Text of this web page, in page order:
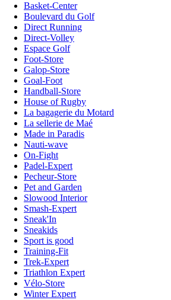
Basket-Center
Boulevard du Golf
Direct Running
Direct-Volley
Espace Golf
Foot-Store
Galop-Store
Goal-Foot
Handball-Store
House of Rugby
La bagagerie du Motard
La sellerie de Maé
Made in Paradis
Nauti-wave
On-Fight
Padel-Expert
Pecheur-Store
Pet and Garden
Slowood Interior
Smash-Expert
Sneak'In
Sneakids
Sport is good
Training-Fit
Trek-Expert
Triathlon Expert
Vélo-Store
Winter Expert